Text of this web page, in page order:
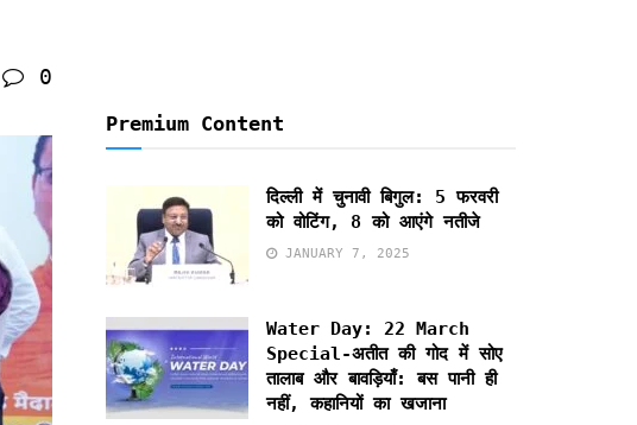
0
Premium Content
दिल्ली में चुनावी बिगुल: 5 फरवरी
को वोटिंग, 8 को आएंगे नतीजे
JANUARY 7, 2025
Water Day: 22 March
Special-अतीत की गोद में सोए
तालाब और बावड़ियाँ: बस पानी ही
नहीं, कहानियों का खजाना